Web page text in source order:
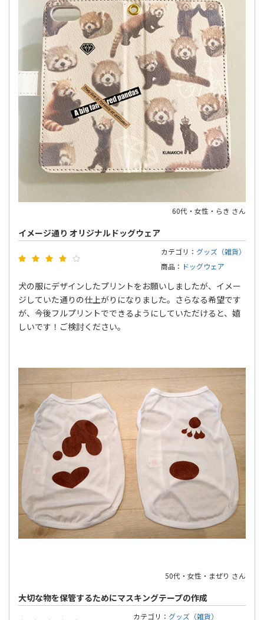
60代・女性・らき さん
イメージ通り オリジナルドッグウェア
カテゴリ： グッズ（雑貨）
商品： ドッグウェア
犬の服にデザインしたプリントをお願いしましたが、イメー
ジしていた通りの仕上がりになりました。さらなる希望です
が、今後フルプリントでできるようにしていただけると、嬉
しいです！ご検討ください。
50代・女性・まぜり さん
大切な物を保管するためにマスキングテープの作成
カテゴリ： グッズ（雑貨）